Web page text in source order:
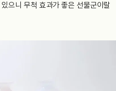
으니 무척 효과가 좋은 선물군이랄